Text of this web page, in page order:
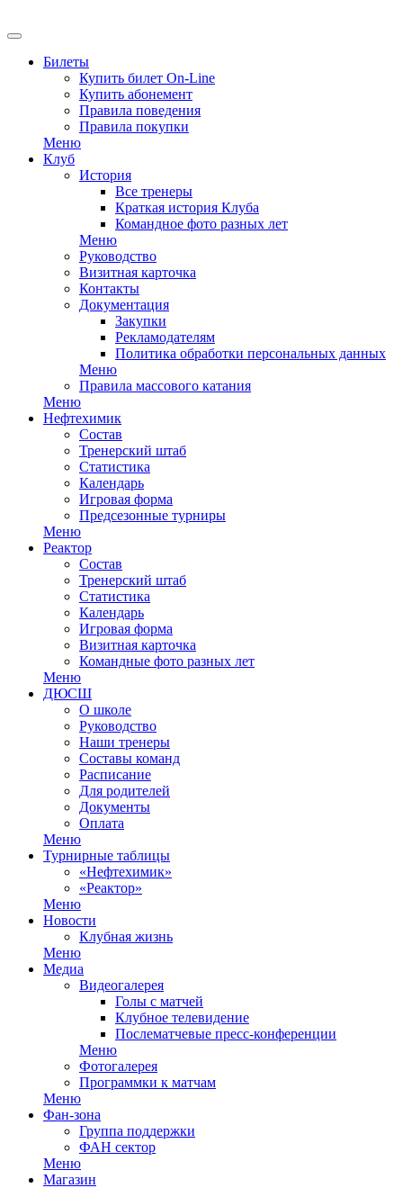
Билеты
Купить билет On-Line
Купить абонемент
Правила поведения
Правила покупки
Меню
Клуб
История
Все тренеры
Краткая история Клуба
Командное фото разных лет
Меню
Руководство
Визитная карточка
Контакты
Документация
Закупки
Рекламодателям
Политика обработки персональных данных
Меню
Правила массового катания
Меню
Нефтехимик
Состав
Тренерский штаб
Статистика
Календарь
Игровая форма
Предсезонные турниры
Меню
Реактор
Состав
Тренерский штаб
Статистика
Календарь
Игровая форма
Визитная карточка
Командные фото разных лет
Меню
ДЮСШ
О школе
Руководство
Наши тренеры
Составы команд
Расписание
Для родителей
Документы
Оплата
Меню
Турнирные таблицы
«Нефтехимик»
«Реактор»
Меню
Новости
Клубная жизнь
Меню
Медиа
Видеогалерея
Голы с матчей
Клубное телевидение
Послематчевые пресс-конференции
Меню
Фотогалерея
Программки к матчам
Меню
Фан-зона
Группа поддержки
ФАН сектор
Меню
Магазин